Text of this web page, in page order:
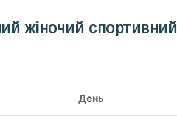
жіночий спортивний
День